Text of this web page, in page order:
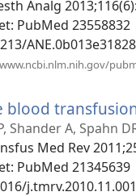
Analg
‎: PubMed 23558832
blood
Shander A, Spahn
Med Rev
‎: PubMed 21345639
j.tmrv.2010.11.001